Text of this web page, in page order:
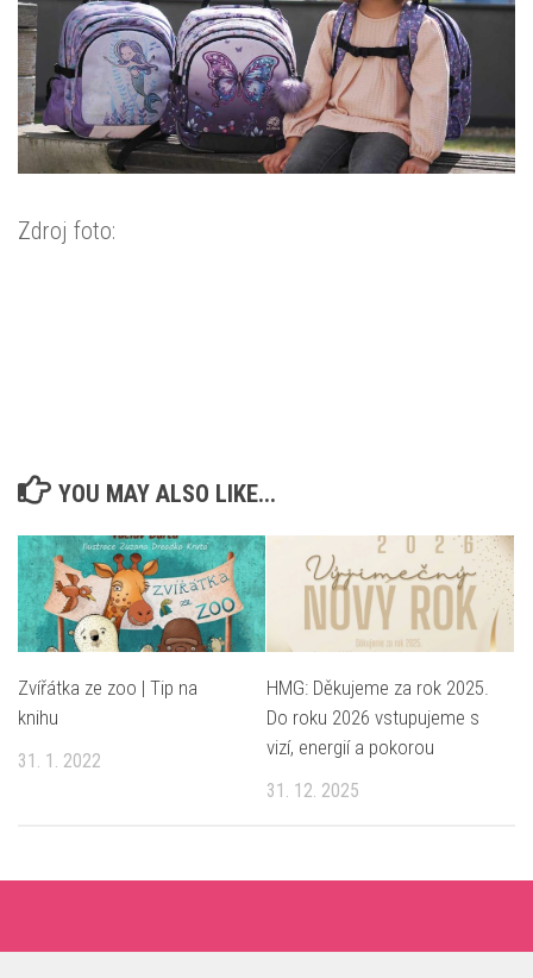
Zdroj foto:
YOU MAY ALSO LIKE...
Zvířátka ze zoo | Tip na
knihu
31. 1. 2022
HMG: Děkujeme za rok 2025.
Do roku 2026 vstupujeme s
vizí, energií a pokorou
31. 12. 2025